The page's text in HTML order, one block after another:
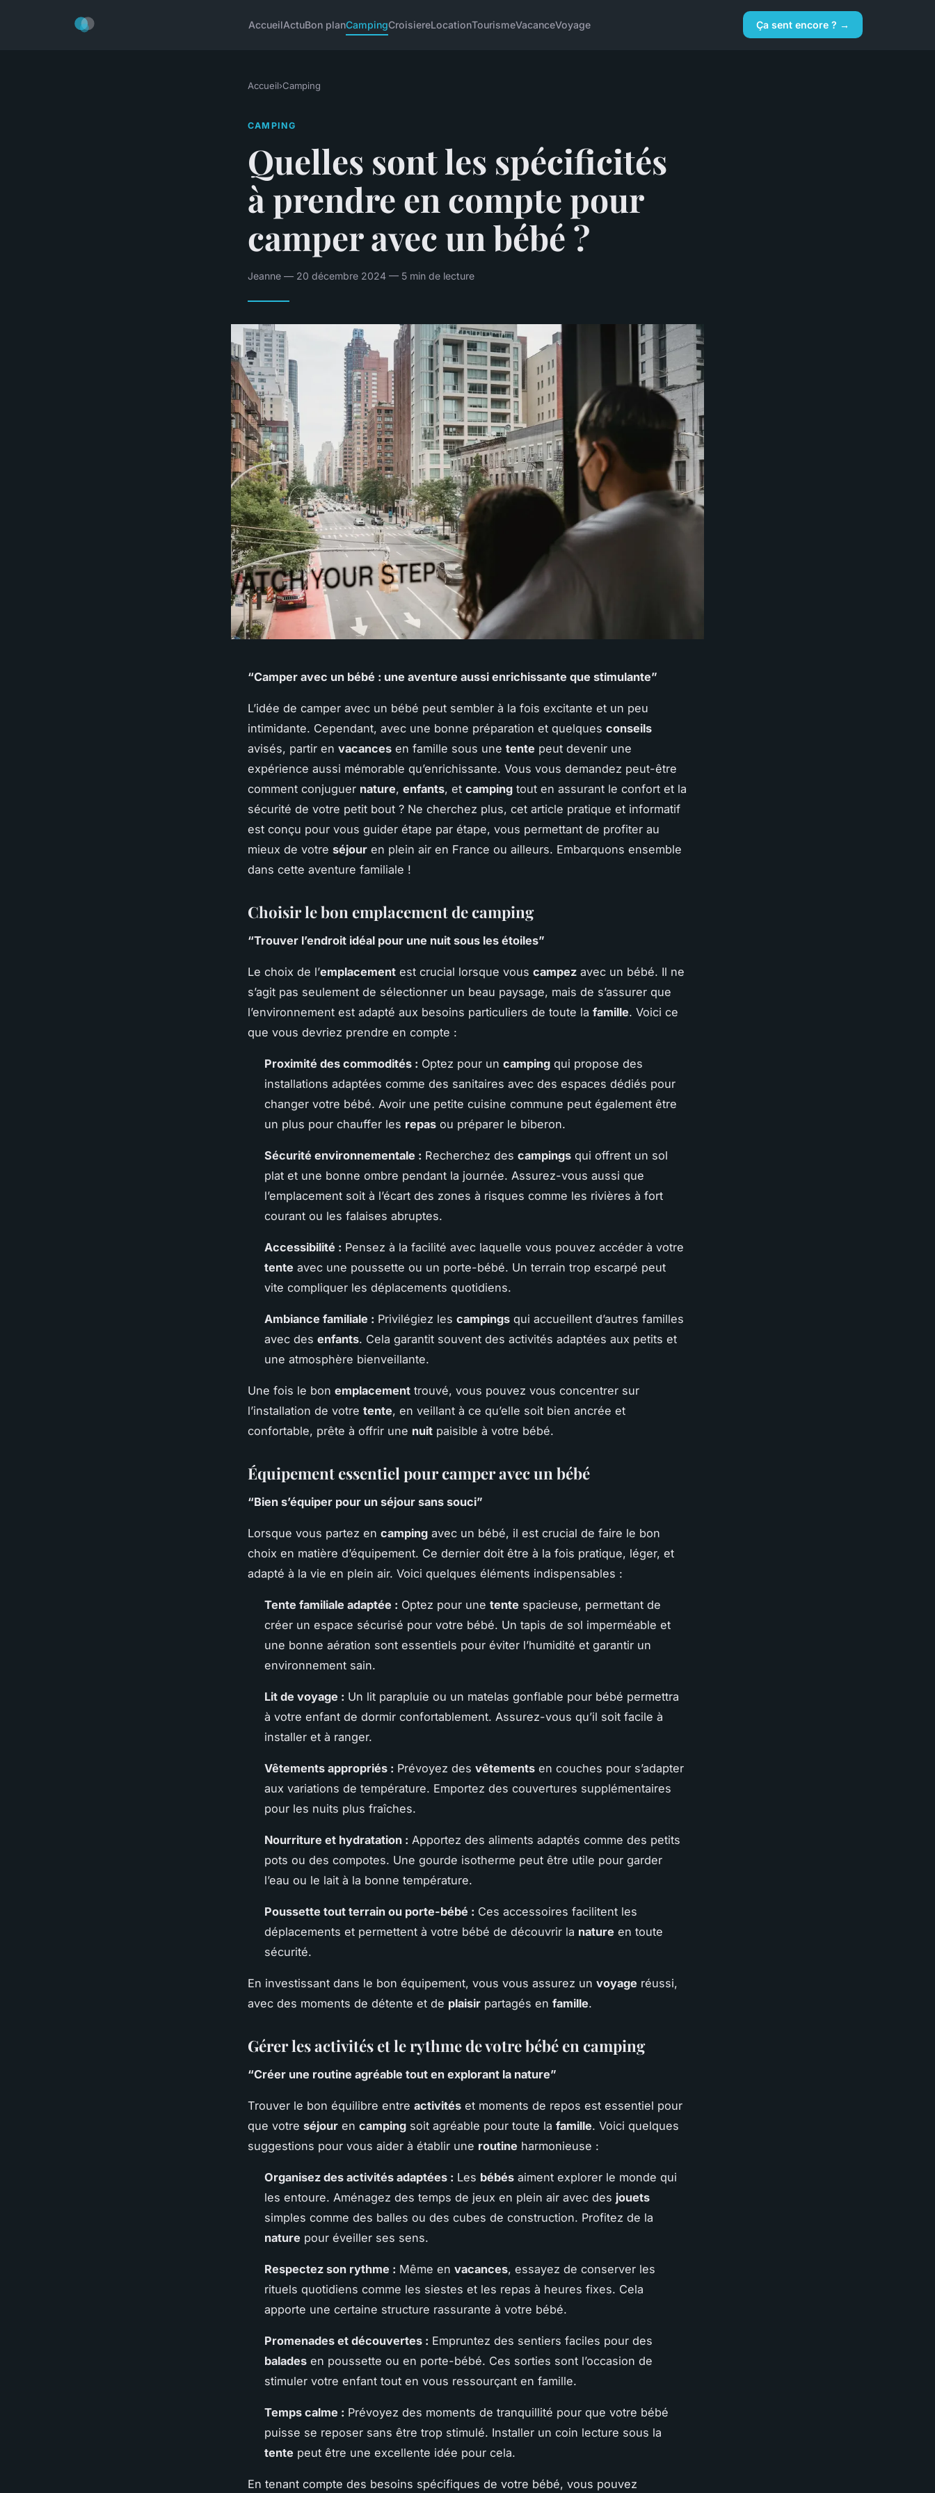
AccueilActuBon planCampingCroisiereLocationTourismeVacanceVoyage Ça sent encore ? →
Accueil›Camping
CAMPING
Quelles sont les spécificités
à prendre en compte pour
camper avec un bébé ?
Jeanne — 20 décembre 2024 — 5 min de lecture
“Camper avec un bébé : une aventure aussi enrichissante que stimulante”
L’idée de camper avec un bébé peut sembler à la fois excitante et un peu
intimidante. Cependant, avec une bonne préparation et quelques conseils
avisés, partir en vacances en famille sous une tente peut devenir une
expérience aussi mémorable qu’enrichissante. Vous vous demandez peut-être
comment conjuguer nature, enfants, et camping tout en assurant le confort et la
sécurité de votre petit bout ? Ne cherchez plus, cet article pratique et informatif
est conçu pour vous guider étape par étape, vous permettant de profiter au
mieux de votre séjour en plein air en France ou ailleurs. Embarquons ensemble
dans cette aventure familiale !
Choisir le bon emplacement de camping
“Trouver l’endroit idéal pour une nuit sous les étoiles”
Le choix de l’emplacement est crucial lorsque vous campez avec un bébé. Il ne
s’agit pas seulement de sélectionner un beau paysage, mais de s’assurer que
l’environnement est adapté aux besoins particuliers de toute la famille. Voici ce
que vous devriez prendre en compte :
Proximité des commodités : Optez pour un camping qui propose des
installations adaptées comme des sanitaires avec des espaces dédiés pour
changer votre bébé. Avoir une petite cuisine commune peut également être
un plus pour chauffer les repas ou préparer le biberon.
Sécurité environnementale : Recherchez des campings qui offrent un sol
plat et une bonne ombre pendant la journée. Assurez-vous aussi que
l’emplacement soit à l’écart des zones à risques comme les rivières à fort
courant ou les falaises abruptes.
Accessibilité : Pensez à la facilité avec laquelle vous pouvez accéder à votre
tente avec une poussette ou un porte-bébé. Un terrain trop escarpé peut
vite compliquer les déplacements quotidiens.
Ambiance familiale : Privilégiez les campings qui accueillent d’autres familles
avec des enfants. Cela garantit souvent des activités adaptées aux petits et
une atmosphère bienveillante.
Une fois le bon emplacement trouvé, vous pouvez vous concentrer sur
l’installation de votre tente, en veillant à ce qu’elle soit bien ancrée et
confortable, prête à offrir une nuit paisible à votre bébé.
Équipement essentiel pour camper avec un bébé
“Bien s’équiper pour un séjour sans souci”
Lorsque vous partez en camping avec un bébé, il est crucial de faire le bon
choix en matière d’équipement. Ce dernier doit être à la fois pratique, léger, et
adapté à la vie en plein air. Voici quelques éléments indispensables :
Tente familiale adaptée : Optez pour une tente spacieuse, permettant de
créer un espace sécurisé pour votre bébé. Un tapis de sol imperméable et
une bonne aération sont essentiels pour éviter l’humidité et garantir un
environnement sain.
Lit de voyage : Un lit parapluie ou un matelas gonflable pour bébé permettra
à votre enfant de dormir confortablement. Assurez-vous qu’il soit facile à
installer et à ranger.
Vêtements appropriés : Prévoyez des vêtements en couches pour s’adapter
aux variations de température. Emportez des couvertures supplémentaires
pour les nuits plus fraîches.
Nourriture et hydratation : Apportez des aliments adaptés comme des petits
pots ou des compotes. Une gourde isotherme peut être utile pour garder
l’eau ou le lait à la bonne température.
Poussette tout terrain ou porte-bébé : Ces accessoires facilitent les
déplacements et permettent à votre bébé de découvrir la nature en toute
sécurité.
En investissant dans le bon équipement, vous vous assurez un voyage réussi,
avec des moments de détente et de plaisir partagés en famille.
Gérer les activités et le rythme de votre bébé en camping
“Créer une routine agréable tout en explorant la nature”
Trouver le bon équilibre entre activités et moments de repos est essentiel pour
que votre séjour en camping soit agréable pour toute la famille. Voici quelques
suggestions pour vous aider à établir une routine harmonieuse :
Organisez des activités adaptées : Les bébés aiment explorer le monde qui
les entoure. Aménagez des temps de jeux en plein air avec des jouets
simples comme des balles ou des cubes de construction. Profitez de la
nature pour éveiller ses sens.
Respectez son rythme : Même en vacances, essayez de conserver les
rituels quotidiens comme les siestes et les repas à heures fixes. Cela
apporte une certaine structure rassurante à votre bébé.
Promenades et découvertes : Empruntez des sentiers faciles pour des
balades en poussette ou en porte-bébé. Ces sorties sont l’occasion de
stimuler votre enfant tout en vous ressourçant en famille.
Temps calme : Prévoyez des moments de tranquillité pour que votre bébé
puisse se reposer sans être trop stimulé. Installer un coin lecture sous la
tente peut être une excellente idée pour cela.
En tenant compte des besoins spécifiques de votre bébé, vous pouvez